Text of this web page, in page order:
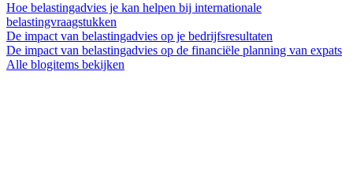
Hoe belastingadvies je kan helpen bij internationale
belastingvraagstukken
De impact van belastingadvies op je bedrijfsresultaten
De impact van belastingadvies op de financiële planning van expats
Alle blogitems bekijken